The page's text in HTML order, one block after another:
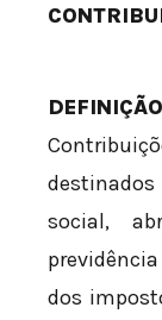
social,
dos